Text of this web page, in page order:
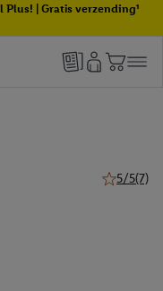
| Gratis verzending¹
5/5(7)